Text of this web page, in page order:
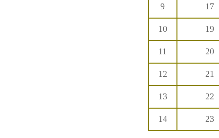
9 17
10 19
11 20
12 21
13 22
14 23